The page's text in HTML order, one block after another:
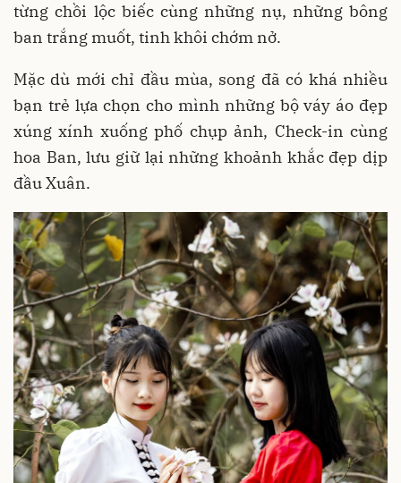
từng chồi lộc biếc cùng những nụ, những bông
ban trắng muốt, tinh khôi chớm nở.
Mặc dù mới chỉ đầu mùa, song đã có khá nhiều
bạn trẻ lựa chọn cho mình những bộ váy áo đẹp
xúng xính xuống phố chụp ảnh, Check-in cùng
hoa Ban, lưu giữ lại những khoảnh khắc đẹp dịp
đầu Xuân.